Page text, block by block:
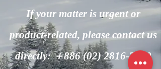
If your matter is urgent or
product-related, please contact us
directly: ＋886(02) 2816-7600